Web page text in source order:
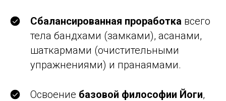
Сбалансированная проработка всего
тела бандхами (замками), асанами,
шаткармами (очистительными
упражнениями) и пранаямами.
Освоение базовой философии Йоги,